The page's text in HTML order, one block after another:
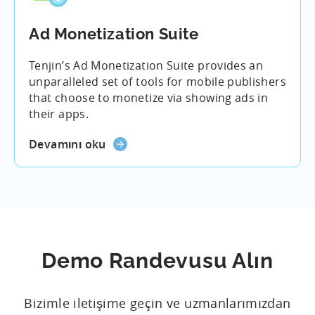
Ad Monetization Suite
Tenjin’s Ad Monetization Suite provides an
unparalleled set of tools for mobile publishers
that choose to monetize via showing ads in
their apps.
Devamını oku
Demo Randevusu Alın
Bizimle iletişime geçin ve uzmanlarımızdan